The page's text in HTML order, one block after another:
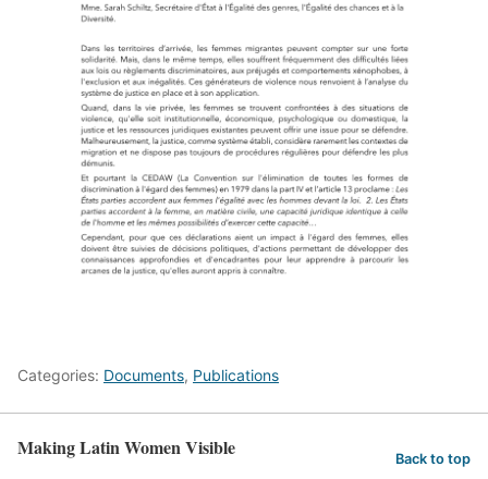
Categories: Documents, Publications
Making Latin Women Visible Back to top